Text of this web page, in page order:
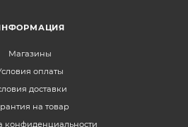
Магазины
оплаты
доставки
на товар
конфиденциальности